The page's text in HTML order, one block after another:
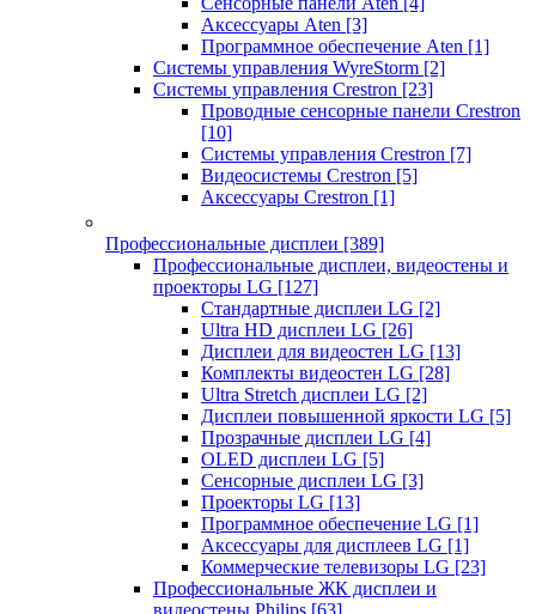
Аксессуары Aten [3]
Программное обеспечение Aten [1]
Системы управления WyreStorm [2]
Системы управления Crestron [23]
Проводные сенсорные панели Crestron
[10]
Системы управления Crestron [7]
Видеосистемы Crestron [5]
Аксессуары Crestron [1]
Профессиональные дисплеи [389]
Профессиональные дисплеи, видеостены и
проекторы LG [127]
Стандартные дисплеи LG [2]
Ultra HD дисплеи LG [26]
Дисплеи для видеостен LG [13]
Комплекты видеостен LG [28]
Ultra Stretch дисплеи LG [2]
Дисплеи повышенной яркости LG [5]
Прозрачные дисплеи LG [4]
OLED дисплеи LG [5]
Сенсорные дисплеи LG [3]
Проекторы LG [13]
Программное обеспечение LG [1]
Аксессуары для дисплеев LG [1]
Коммерческие телевизоры LG [23]
Профессиональные ЖК дисплеи и
видеостены Philips [63]